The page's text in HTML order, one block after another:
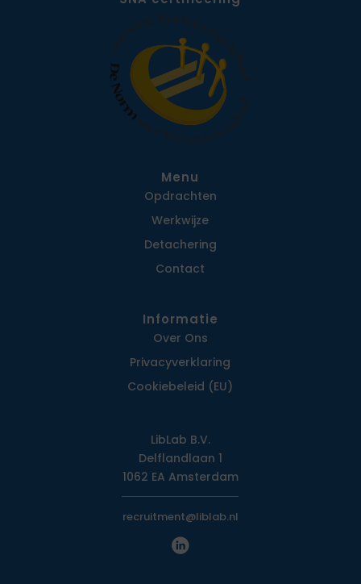
Menu
Opdrachten
Werkwijze
Detachering
Contact
Informatie
Over Ons
Privacy­verklaring
Cookiebeleid (EU)
LibLab B.V.
Delflandlaan 1
1062 EA Amsterdam
recruitment@liblab.nl